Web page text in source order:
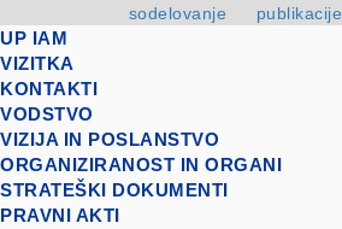
sodelovanje
publikacije
UP IAM
VIZITKA
KONTAKTI
VODSTVO
VIZIJA IN POSLANSTVO
ORGANIZIRANOST IN ORGANI
STRATEŠKI DOKUMENTI
PRAVNI AKTI